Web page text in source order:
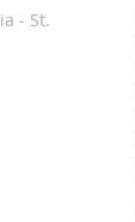
- St.